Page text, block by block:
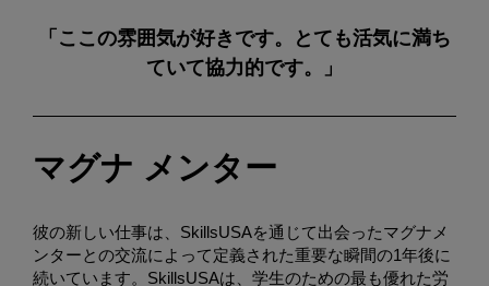
「ここの雰囲気が好きです。とても活気に満ち
ていて協力的です。」
マグナ メンター
彼の新しい仕事は、SkillsUSAを通じて出会ったマグナメ
ンターとの交流によって定義された重要な瞬間の1年後に
続いています。SkillsUSAは、学生のための最も優れた労